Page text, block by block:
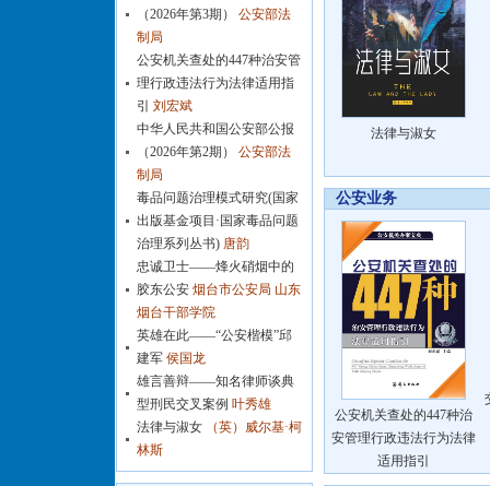
（2026年第3期）
公安部法
制局
公安机关查处的447种治安管
理行政违法行为法律适用指
引
刘宏斌
中华人民共和国公安部公报
（2026年第2期）
公安部法
制局
毒品问题治理模式研究(国家
出版基金项目·国家毒品问题
治理系列丛书) 唐韵
忠诚卫士——烽火硝烟中的
胶东公安 烟台市公安局 山东
烟台干部学院
英雄在此——“公安楷模”邱
建军 侯国龙
雄言善辩——知名律师谈典
型刑民交叉案例 叶秀雄
法律与淑女 （英）威尔基·柯
林斯
法律与淑女
公安业务
公安机关查处的447种治
安管理行政违法行为法律
适用指引